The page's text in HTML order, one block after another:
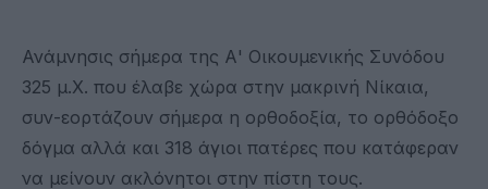
Ανάμνησις σήμερα της Α' Οικουμενικής Συνόδου
325 μ.Χ. που έλαβε χώρα στην μακρινή Νίκαια,
συν-εορτάζουν σήμερα η ορθοδοξία, το ορθόδοξο
δόγμα αλλά και 318 άγιοι πατέρες που κατάφεραν
να μείνουν ακλόνητοι στην πίστη τους.